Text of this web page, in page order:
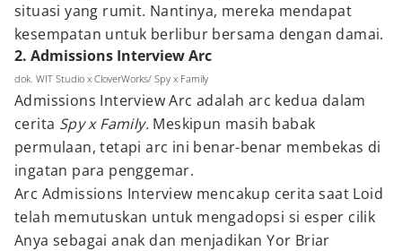
situasi yang rumit. Nantinya, mereka mendapat
kesempatan untuk berlibur bersama dengan damai.
2. Admissions Interview Arc
dok. WIT Studio x CloverWorks/ Spy x Family
Admissions Interview Arc adalah arc kedua dalam
cerita Spy x Family. Meskipun masih babak
permulaan, tetapi arc ini benar-benar membekas di
ingatan para penggemar.
Arc Admissions Interview mencakup cerita saat Loid
telah memutuskan untuk mengadopsi si esper cilik
Anya sebagai anak dan menjadikan Yor Briar